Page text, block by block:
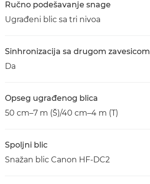
Ručno podešavanje snage
Ugrađeni blic sa tri nivoa
Sinhronizacija sa drugom zavesicom
Da
Opseg ugrađenog blica
50 cm–7 m (Š)/40 cm–4 m (T)
Spoljni blic
Snažan blic Canon HF-DC2